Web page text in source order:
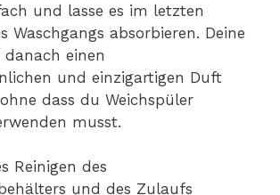
und lasse es im letzten
Waschgangs absorbieren. Deine
danach einen
und einzigartigen Duft
dass du Weichspüler
musst.
Reinigen des
und des Zulaufs